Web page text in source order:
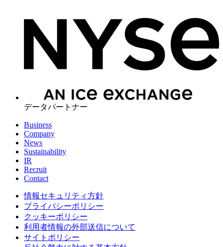
データパートナー
Business
Company
News
Sustainability
IR
Recruit
Contact
情報セキュリティ方針
プライバシーポリシー
クッキーポリシー
利用者情報の外部送信について
サイトポリシー